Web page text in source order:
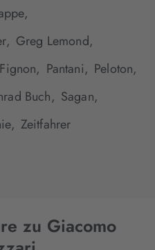
Greg Lemond,
Pantani, Peloton,
Buch, Sagan,
Zeitfahrer
zu Giacomo